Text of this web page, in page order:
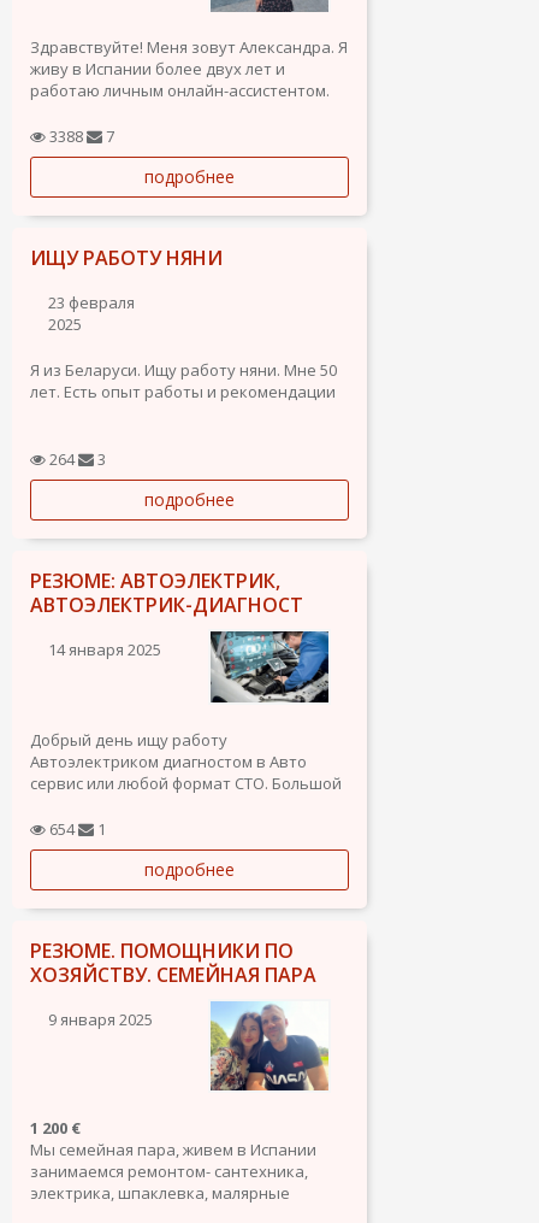
Здравствуйте! Меня зовут Александра. Я
живу в Испании более двух лет и
работаю личным онлайн-ассистентом.
Помогаю предпринимателям, семьям и
частным клиентам с повседневными
задачами — удалённо, надёжно и с
деликатным подходом.
Уже сотрудничаю с одной парой...
3388 7
подробнее
ИЩУ РАБОТУ НЯНИ
23 февраля
2025
Я из Беларуси. Ищу работу няни. Мне 50
лет. Есть опыт работы и рекомендации
264 3
подробнее
РЕЗЮМЕ: АВТОЭЛЕКТРИК,
АВТОЭЛЕКТРИК-ДИАГНОСТ
14 января 2025
Добрый день ищу работу
Автоэлектриком диагностом в Авто
сервис или любой формат СТО. Большой
электроникой более 10 лет, много проф.
оборудования для профессиональной
диагностики и ремонта машин, есть
документы, разрешение на работу.
654 1
подробнее
РЕЗЮМЕ. ПОМОЩНИКИ ПО
ХОЗЯЙСТВУ. СЕМЕЙНАЯ ПАРА
9 января 2025
1 200 €
Мы семейная пара, живем в Испании
занимаемся ремонтом- сантехника,
электрика, шпаклевка, малярные